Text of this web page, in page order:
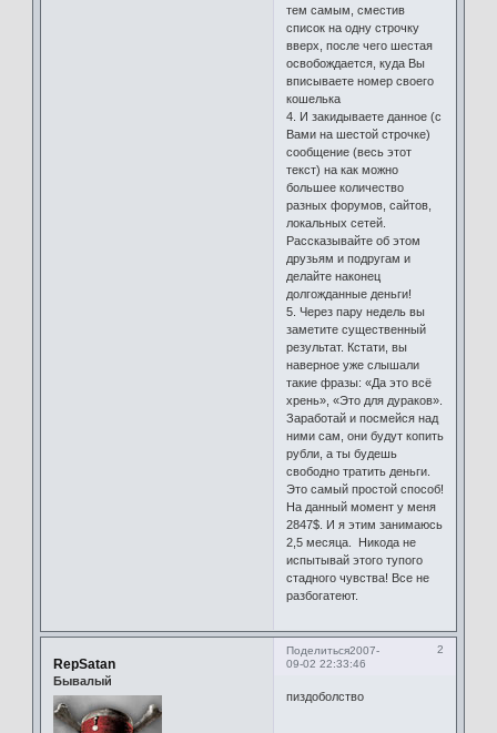
тем самым, сместив
список на одну строчку
вверх, после чего шестая
освобождается, куда Вы
вписываете номер своего
кошелька
4. И закидываете данное (с
Вами на шестой строчке)
сообщение (весь этот
текст) на как можно
большее количество
разных форумов, сайтов,
локальных сетей.
Рассказывайте об этом
друзьям и подругам и
делайте наконец
долгожданные деньги!
5. Через пару недель вы
заметите существенный
результат. Кстати, вы
наверное уже слышали
такие фразы: «Да это всё
хрень», «Это для дураков».
Заработай и посмейся над
ними сам, они будут копить
рубли, а ты будешь
свободно тратить деньги.
Это самый простой способ!
На данный момент у меня
2847$. И я этим занимаюсь
2,5 месяца. Никода не
испытывай этого тупого
стадного чувства! Все не
разбогатеют.
Поделиться 2
2007-
09-02 22:33:46
RepSatan
Бывалый
пиздоболство